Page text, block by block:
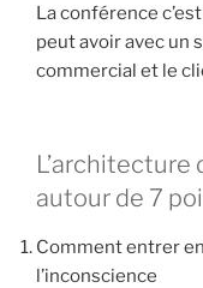
La conférence
peut avoir avec un
commercial et le
L’architecture
autour de 7
Comment entrer
l’inconscience